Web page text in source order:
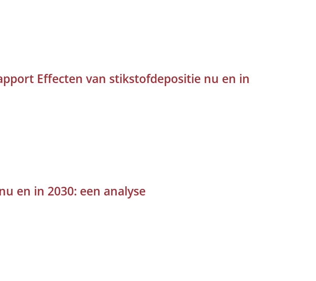
Effecten van stikstofdepositie nu en in
en in 2030: een analyse